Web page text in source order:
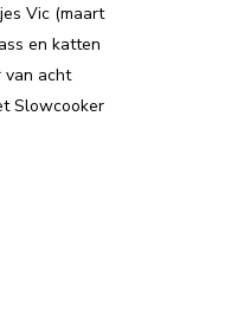
Vic (maart
en katten
van acht
Slowcooker